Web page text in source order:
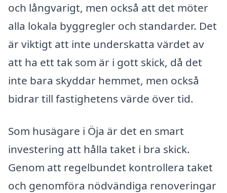
och långvarigt, men också att det möter
alla lokala byggregler och standarder. Det
är viktigt att inte underskatta värdet av
att ha ett tak som är i gott skick, då det
inte bara skyddar hemmet, men också
bidrar till fastighetens värde över tid.
Som husägare i Öja är det en smart
investering att hålla taket i bra skick.
Genom att regelbundet kontrollera taket
och genomföra nödvändiga renoveringar